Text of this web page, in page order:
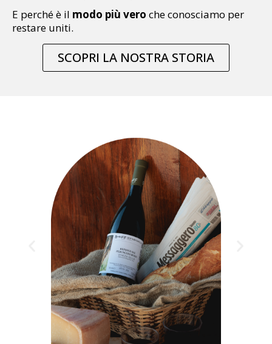
E perché è il modo più vero che conosciamo per
restare uniti.
SCOPRI LA NOSTRA STORIA